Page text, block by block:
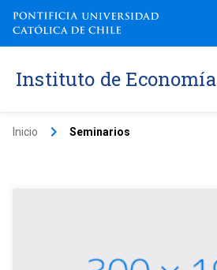
Instituto de Economía
Inicio keyboard_arrow_right Seminarios